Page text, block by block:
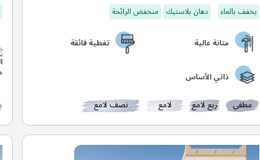
يخفف بالماء
دهان بلاستيك منخفض الرائحة
متانة عالية تغطية فائقة
ذاتي الأساس
مطفي ربع لامع لامع نصف لامع